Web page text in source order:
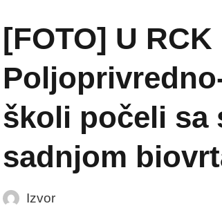
[FOTO] U
školi počeli sa
sadnjom
Izvor